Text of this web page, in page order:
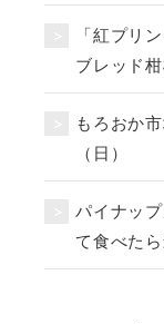
「紅プリ
ブレッド柑
もろおか
（日）
パイナッ
て食べた